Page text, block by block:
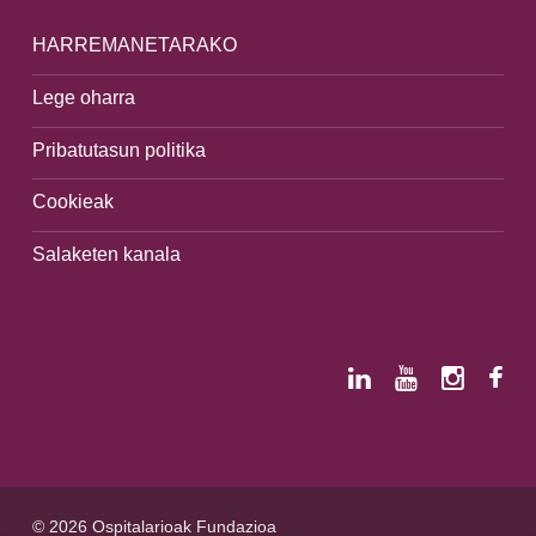
HARREMANETARAKO
Lege oharra
Pribatutasun politika
Cookieak
Salaketen kanala
© 2026 Ospitalarioak Fundazioa